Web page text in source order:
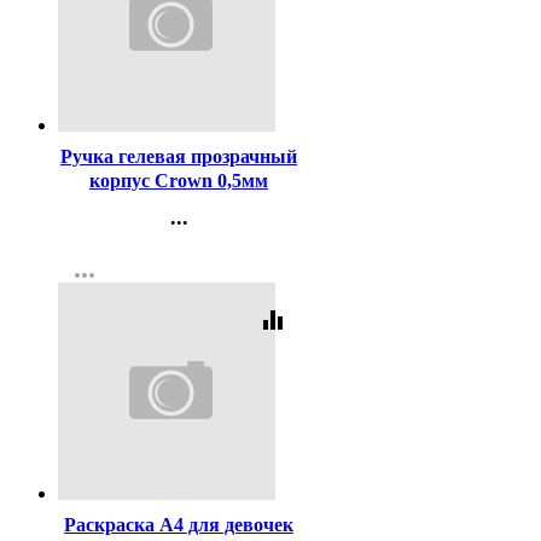
Ручка гелевая прозрачный
корпус Crown 0,5мм
...
Регистрация
more_horiz
equalizer
Раскраска А4 для девочек